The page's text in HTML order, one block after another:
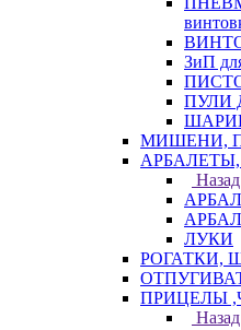
ЗиП
ПУЛИ
МИШЕНИ,
Назад
ЛУКИ
РОГАТКИ,
ПРИЦЕЛЫ
Назад